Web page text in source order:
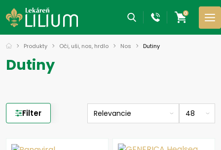
0
Produkty Oči, uši, nos, hrdlo Nos Dutiny
Dutiny
Filter